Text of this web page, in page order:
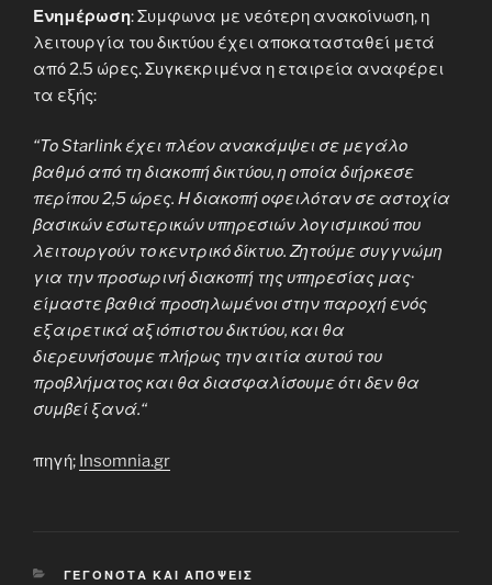
Ενημέρωση: Συμφωνα με νεότερη ανακοίνωση, η
λειτουργία του δικτύου έχει αποκατασταθεί μετά
από 2.5 ώρες. Συγκεκριμένα η εταιρεία αναφέρει
τα εξής:
“Το Starlink έχει πλέον ανακάμψει σε μεγάλο
βαθμό από τη διακοπή δικτύου, η οποία διήρκεσε
περίπου 2,5 ώρες. Η διακοπή οφειλόταν σε αστοχία
βασικών εσωτερικών υπηρεσιών λογισμικού που
λειτουργούν το κεντρικό δίκτυο. Ζητούμε συγγνώμη
για την προσωρινή διακοπή της υπηρεσίας μας·
είμαστε βαθιά προσηλωμένοι στην παροχή ενός
εξαιρετικά αξιόπιστου δικτύου, και θα
διερευνήσουμε πλήρως την αιτία αυτού του
προβλήματος και θα διασφαλίσουμε ότι δεν θα
συμβεί ξανά.“
πηγή; Insomnia.gr
CATEGORIES
ΓΕΓΟΝΌΤΑ ΚΑΙ ΑΠΌΨΕΙΣ